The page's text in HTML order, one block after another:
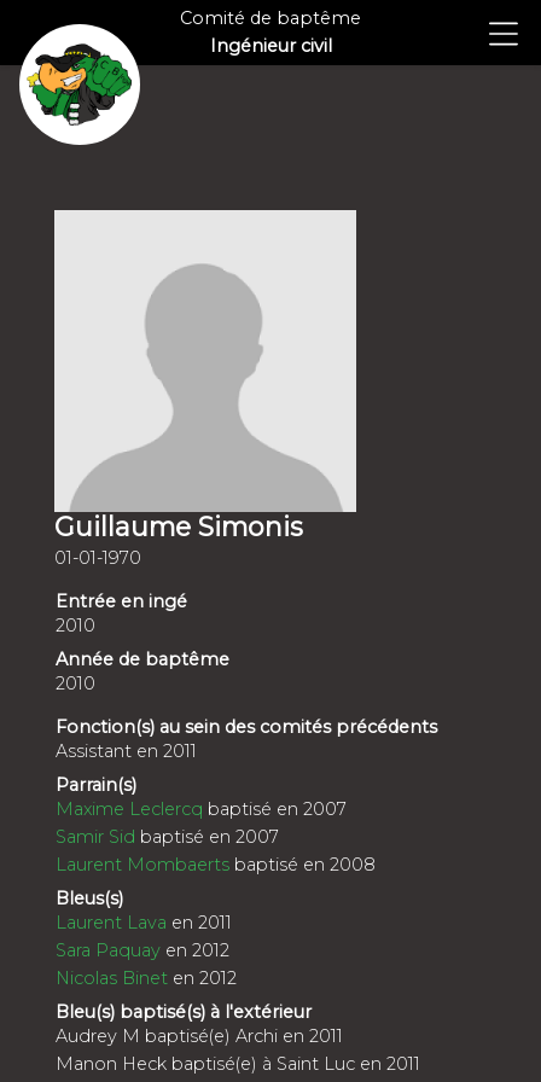
Comité de baptême
Ingénieur civil
Guillaume Simonis
01-01-1970
Entrée en ingé
2010
Année de baptême
2010
Fonction(s) au sein des comités précédents
Assistant en 2011
Parrain(s)
Maxime Leclercq baptisé en 2007
Samir Sid baptisé en 2007
Laurent Mombaerts baptisé en 2008
Bleus(s)
Laurent Lava en 2011
Sara Paquay en 2012
Nicolas Binet en 2012
Bleu(s) baptisé(s) à l'extérieur
Audrey M baptisé(e) Archi en 2011
Manon Heck baptisé(e) à Saint Luc en 2011